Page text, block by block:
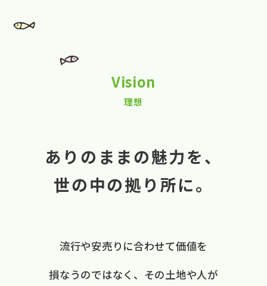
Vision
理想
ありのままの魅力を、
世の中の拠り所に。
流行や​安売りに​合わせて​価値を​
損なうのではなく、 ​その​土地や​人が​